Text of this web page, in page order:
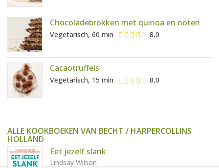
Chocoladebrokken met quinoa en noten
Vegetarisch, 60 min 8,0
Cacaotruffels
Vegetarisch, 15 min 8,0
ALLE KOOKBOEKEN VAN BECHT / HARPERCOLLINS
HOLLAND
Eet jezelf slank
Lindsay Wilson